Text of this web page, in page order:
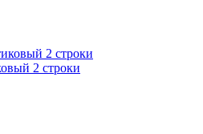
2 строки